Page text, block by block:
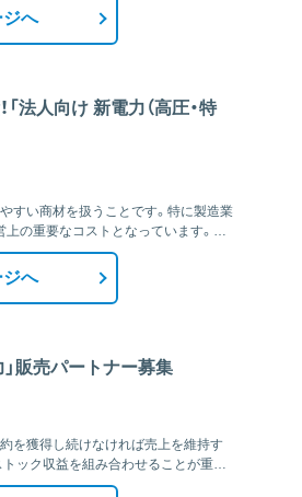
へ
法人向け 新電力（高圧・特
すい商材を扱うことです。特に製造業
の重要なコストとなっています。そ
へ
販売パートナー募集
を獲得し続けなければ売上を維持す
ック収益を組み合わせることが重要